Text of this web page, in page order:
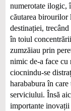
numerotate ilogic,
căutarea birourilor
destinației,
în toiul
zumzăiau prin
nimic de-a face
ciocnindu-se
harababura în care
serviciului. Însă
importante inovații